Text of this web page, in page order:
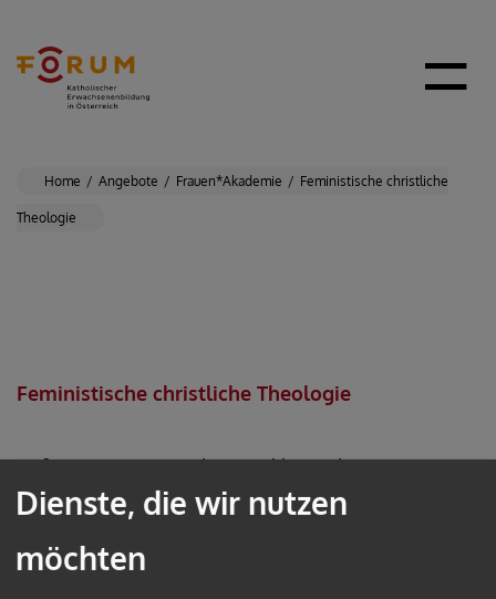
Home Angebote Frauen*Akademie Feministische christliche
Theologie
Feministische christliche Theologie
Referentin:Dr.in Barbara Velik-Frank
Veranstalter: Katholisches Bildungswerk Kärnten
Ort:Katholisches Bildungshaus Sodalitas, Tainach
Dienste, die wir nutzen
möchten